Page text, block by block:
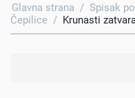
Glavna strana / Spisak
Čepilice / Krunasti